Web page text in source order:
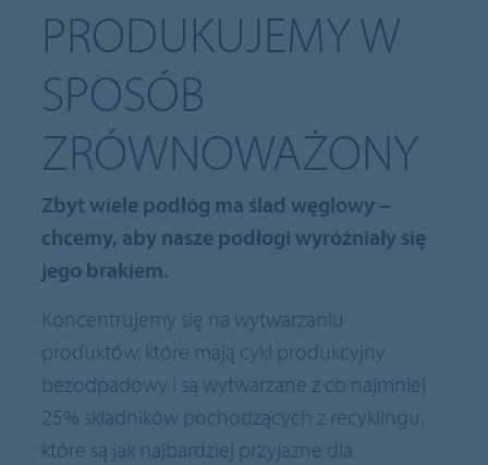
PRODUKUJEMY W
SPOSÓB
ZRÓWNOWAŻONY
Zbyt wiele podłóg ma ślad węglowy –
chcemy, aby nasze podłogi wyróżniały się
jego brakiem.
Koncentrujemy się na wytwarzaniu
produktów, które mają cykl produkcyjny
bezodpadowy i są wytwarzane z co najmniej
25% składników pochodzących z recyklingu,
które są jak najbardziej przyjazne dla